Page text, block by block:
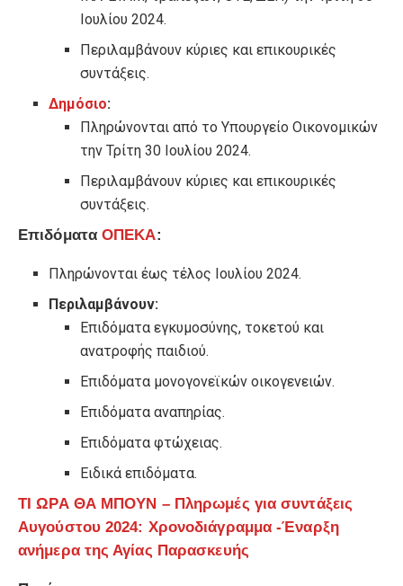
Ιουλίου 2024.
Περιλαμβάνουν κύριες και επικουρικές
συντάξεις.
Δημόσιο:
Πληρώνονται από το Υπουργείο Οικονομικών
την Τρίτη 30 Ιουλίου 2024.
Περιλαμβάνουν κύριες και επικουρικές
συντάξεις.
Επιδόματα ΟΠΕΚΑ:
Πληρώνονται έως τέλος Ιουλίου 2024.
Περιλαμβάνουν:
Επιδόματα εγκυμοσύνης, τοκετού και
ανατροφής παιδιού.
Επιδόματα μονογονεϊκών οικογενειών.
Επιδόματα αναπηρίας.
Επιδόματα φτώχειας.
Ειδικά επιδόματα.
ΤΙ ΩΡΑ ΘΑ ΜΠΟΥΝ – Πληρωμές για συντάξεις
Αυγούστου 2024: Χρονοδιάγραμμα -Έναρξη
ανήμερα της Αγίας Παρασκευής